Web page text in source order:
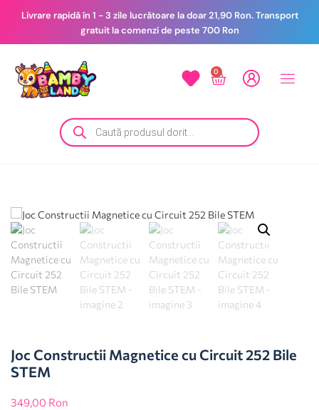
Livrare rapidă în 1 - 3 zile lucrătoare la doar 21,90 Ron. Transport
gratuit la comenzi de peste 700 Ron
0
Joc Constructii Magnetice cu Circuit 252 Bile
STEM
349,00 Ron